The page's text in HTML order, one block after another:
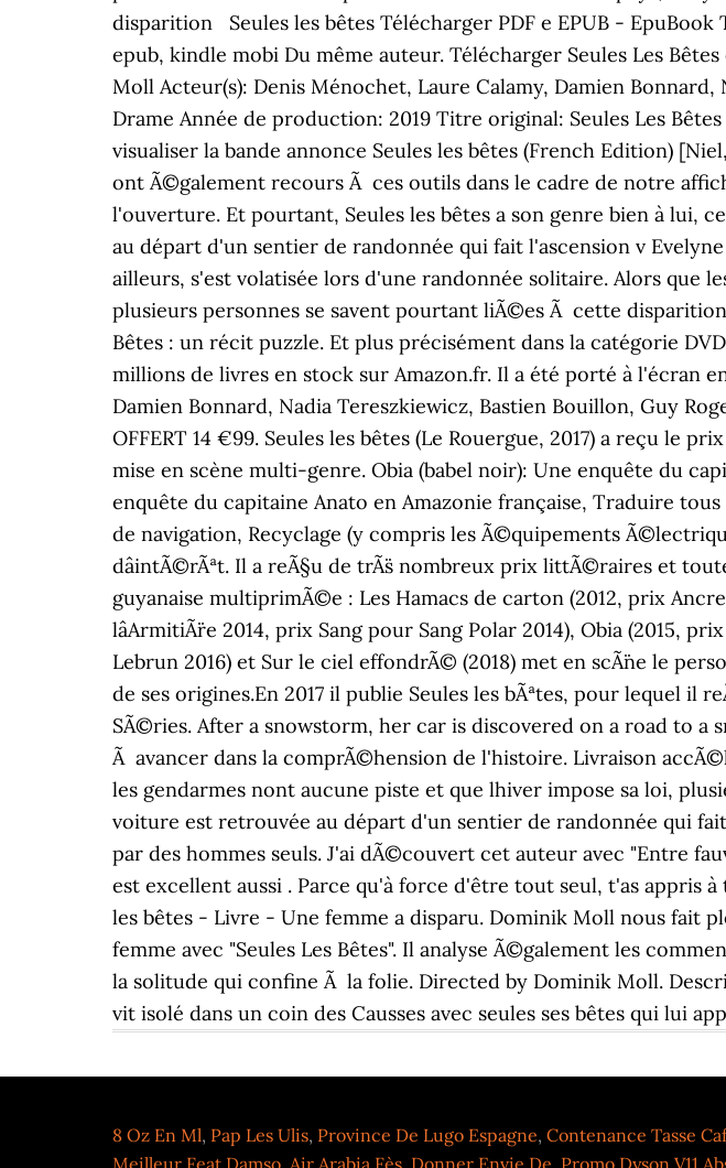
8 Oz En Ml, Pap Les Ulis, Province De Lugo Espagne, Contenance Tasse
Meilleur Feat Damso Air Arabia Fès Donner Envie De Promo Dyson V11